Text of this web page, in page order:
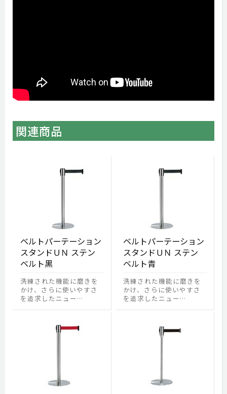
関連商品
ベルトパーテーション
スタンドＵＮ ステン
ベルト黒
洗練された機能に磨きを
かけ、さらに使いやすさ
を追求したニュー…
ベルトパーテーション
スタンドＵＮ ステン
ベルト青
洗練された機能に磨きを
かけ、さらに使いやすさ
を追求したニュー…